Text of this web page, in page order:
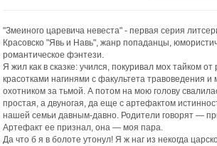
"Змеиного царевича невеста" - первая серия
Красовско "Явь и Навь", жанр попаданцы,
романтическое фэнтези.
Я жил как в сказке: учился, покуривал мох тайком
красотками нагинями с факультета травоведения и
охотником за тьмой. А потом на мою голову
простая, а двуногая, да еще с артефактом
нашей семьи давным-давно. Родители говорят —
Артефакт ее признал, она — моя пара.
Да что б я в болоте утонул! Я ж наг из некогда